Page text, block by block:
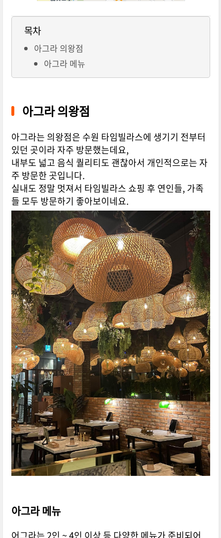
목차
아그라 의왕점
아그라 메뉴
아그라 의왕점
아그라는 의왕점은 수원 타임빌라스에 생기기 전부터
있던 곳이라 자주 방문했는데요,
내부도 넓고 음식 퀄리티도 괜찮아서 개인적으로는 자
주 방문한 곳입니다.
실내도 정말 멋져서 타임빌라스 쇼핑 후 연인들, 가족
들 모두 방문하기 좋아보이네요.
아그라 메뉴